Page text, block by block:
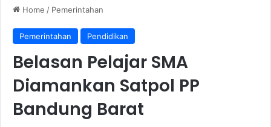
Home / Pemerintahan
Pemerintahan Pendidikan
Belasan Pelajar SMA
Diamankan Satpol PP
Bandung Barat